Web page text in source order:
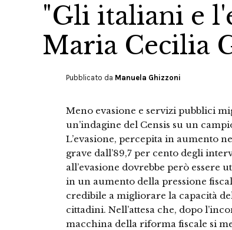
"Gli italiani e
Maria Cecilia
Pubblicato da Manuela Ghizzoni
Meno evasione e servizi pubblici
un’indagine del Censis su un
L’evasione, percepita in aumento
grave dall’89,7 per cento degli
all’evasione dovrebbe però
in un aumento della pressione
credibile a migliorare la capacità
cittadini. Nell’attesa che, dopo
macchina della riforma fiscale si